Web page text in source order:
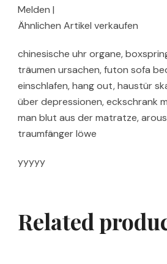
Melden |
Ähnlichen Artikel verkaufen
chinesische uhr organe,
träumen ursachen, futon sofa
einschlafen, hang out, haustür
über depressionen, eckschrank
man blut aus der matratze,
traumfänger löwe
yyyyy
Related